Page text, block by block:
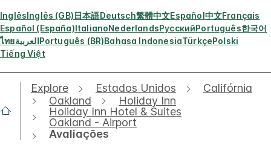
InglêsInglês (GB)日本語Deutsch繁體中文Español中文Français
Español (España)ItalianoNederlandsРусскийPortuguês한국어
ไทยالعربيةPortuguês (BR)Bahasa IndonesiaTürkçePolski
Tiếng Việt
Explore Estados Unidos
Califórnia
Oakland
Holiday Inn
Holiday Inn Hotel & Suites
Oakland - Airport
Avaliações